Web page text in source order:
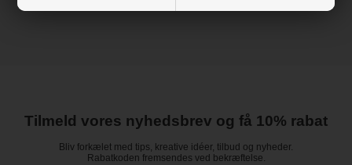
Tilmeld vores nyhedsbrev og få 10% rabat
Bliv forkælet med tips, kreative idéer, tilbud og nyheder.
Rabatkoden fremsendes ved bekræftelse.